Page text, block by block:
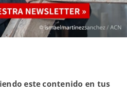
este contenido en tus